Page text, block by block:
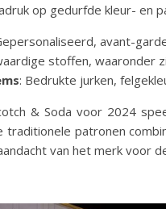
op gedurfde kleur- en
avant-
stoffen, waaronder
: Bedrukte jurken,
& Soda voor 2024
traditionele patronen
van het merk voor